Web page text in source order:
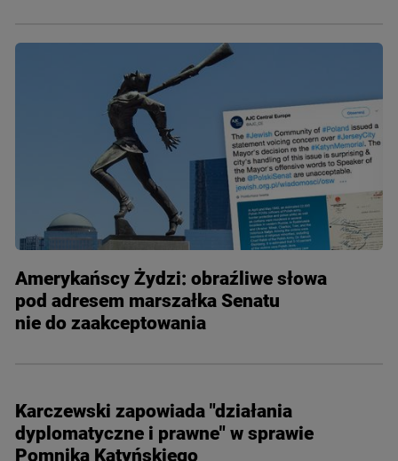
Amerykańscy Żydzi: obraźliwe słowa
pod adresem marszałka Senatu
nie do zaakceptowania
Karczewski zapowiada "działania
dyplomatyczne i prawne" w sprawie
Pomnika Katyńskiego